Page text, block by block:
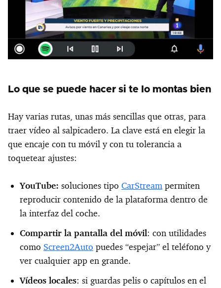
Lo que se puede hacer si te lo montas bien
Hay varias rutas, unas más sencillas que otras, para
traer vídeo al salpicadero. La clave está en elegir la
que encaje con tu móvil y con tu tolerancia a
toquetear ajustes:
YouTube: soluciones tipo CarStream permiten
reproducir contenido de la plataforma dentro de
la interfaz del coche.
Compartir la pantalla del móvil: con utilidades
como Screen2Auto puedes “espejar” el teléfono y
ver cualquier app en grande.
Vídeos locales: si guardas pelis o capítulos en el